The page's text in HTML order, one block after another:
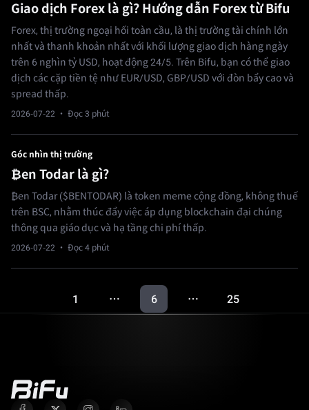
Giao dịch Forex là gì? Hướng dẫn Forex từ Bifu
Forex, thị trường ngoại hối toàn cầu, là thị trường tài chính lớn
nhất và thanh khoản nhất với khối lượng giao dịch hàng ngày
trên 6 nghìn tỷ USD, hoạt động 24/5. Trên Bifu, bạn có thể giao
dịch các cặp tiền tệ như EUR/USD, GBP/USD với đòn bẩy cao và
spread thấp.
2026-07-22 · Đọc 3 phút
Góc nhìn thị trường
₿en Todar là gì?
₿en Todar ($BENTODAR) là token meme cộng đồng, không thuế
trên BSC, nhằm thúc đẩy việc áp dụng blockchain đại chúng
thông qua giáo dục và hạ tầng chi phí thấp.
2026-07-22 · Đọc 4 phút
1 … 6 … 25